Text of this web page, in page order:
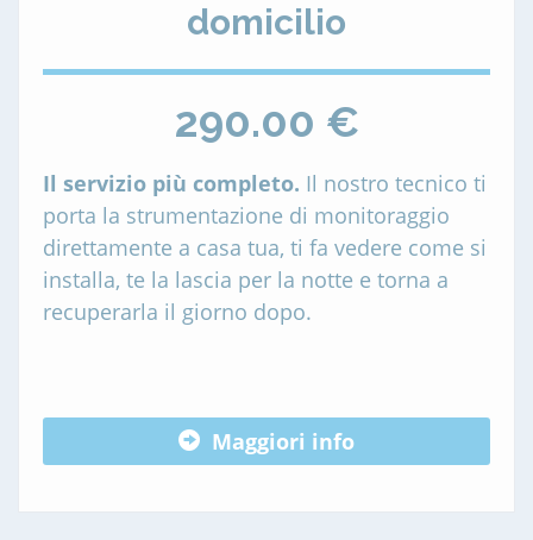
domicilio
290.00 €
Il servizio più completo. Il nostro tecnico ti
porta la strumentazione di monitoraggio
direttamente a casa tua, ti fa vedere come si
installa, te la lascia per la notte e torna a
recuperarla il giorno dopo.
Maggiori info